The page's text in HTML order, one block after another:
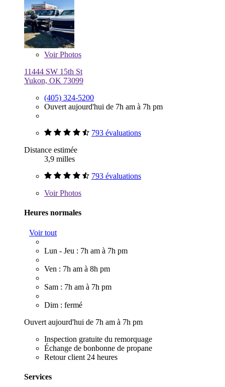
VoirPhotos
11444 SW 15th St
Yukon, OK 73099
(405) 324-5200
Ouvert aujourd'hui de 7h am à 7h pm
793 évaluations
Distance estimée
3,9 milles
793 évaluations
VoirPhotos
Heures normales
Voir tout
Lun - Jeu : 7h am à 7h pm
Ven : 7h am à 8h pm
Sam : 7h am à 7h pm
Dim : fermé
Ouvert aujourd'hui de 7h am à 7h pm
Inspection gratuite du remorquage
Échange de bonbonne de propane
Retour client 24 heures
Services